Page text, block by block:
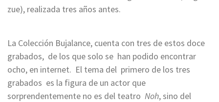
zue), realizada tres años antes.
La Colección Bujalance, cuenta con tres de estos doce
grabados, de los que solo se han podido encontrar
ocho, en internet. El tema del primero de los tres
grabados es la figura de un actor que
sorprendentemente no es del teatro Noh, sino del